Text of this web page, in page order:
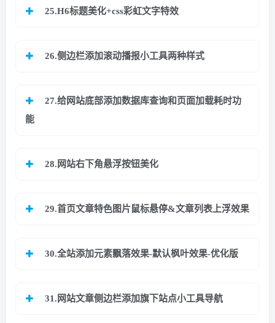
25.H6标题美化+css彩虹文字特效
26.侧边栏添加滚动播报小工具两种样式
27.给网站底部添加数据库查询和页面加载耗时功
能
28. 网站右下角悬浮按钮美化
29.首页文章特色图片鼠标悬停&文章列表上浮效果
30.全站添加元素飘落效果-默认枫叶效果-优化版
31. 网站文章侧边栏添加旗下站点小工具导航